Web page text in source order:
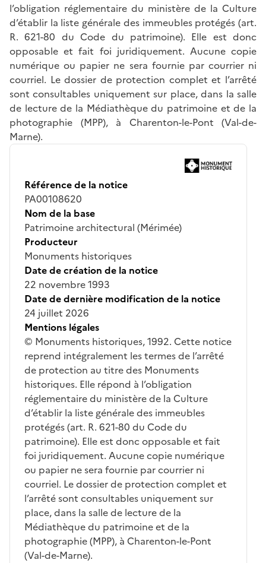
l’obligation réglementaire du ministère de la Culture
d’établir la liste générale des immeubles protégés (art.
R. 621-80 du Code du patrimoine). Elle est donc
opposable et fait foi juridiquement. Aucune copie
numérique ou papier ne sera fournie par courrier ni
courriel. Le dossier de protection complet et l’arrêté
sont consultables uniquement sur place, dans la salle
de lecture de la Médiathèque du patrimoine et de la
photographie (MPP), à Charenton-le-Pont (Val-de-
Marne).
Référence de la notice
PA00108620
Nom de la base
Patrimoine architectural (Mérimée)
Producteur
Monuments historiques
Date de création de la notice
22 novembre 1993
Date de dernière modification de la notice
24 juillet 2026
Mentions légales
© Monuments historiques, 1992. Cette notice
reprend intégralement les termes de l’arrêté
de protection au titre des Monuments
historiques. Elle répond à l’obligation
réglementaire du ministère de la Culture
d’établir la liste générale des immeubles
protégés (art. R. 621-80 du Code du
patrimoine). Elle est donc opposable et fait
foi juridiquement. Aucune copie numérique
ou papier ne sera fournie par courrier ni
courriel. Le dossier de protection complet et
l’arrêté sont consultables uniquement sur
place, dans la salle de lecture de la
Médiathèque du patrimoine et de la
photographie (MPP), à Charenton-le-Pont
(Val-de-Marne).